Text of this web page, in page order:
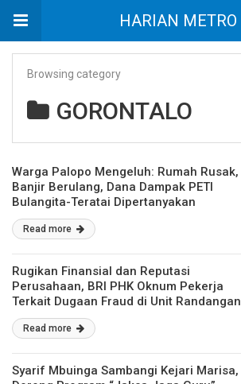
HARIAN METRO
Browsing category
GORONTALO
Warga Palopo Mengeluh: Rumah Rusak,
Banjir Berulang, Dana Dampak PETI
Bulangita-Teratai Dipertanyakan
Read more
Rugikan Finansial dan Reputasi
Perusahaan, BRI PHK Oknum Pekerja
Terkait Dugaan Fraud di Unit Randangan
Read more
Syarif Mbuinga Sambangi Kejari Marisa,